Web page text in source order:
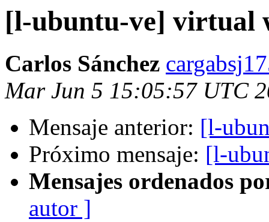
[l-ubuntu-ve] virtual
Carlos Sánchez
Mar Jun 5 15:05:57 UTC
Mensaje anterior: [l-
Próximo mensaje: [l-
Mensajes ordenados
autor ]